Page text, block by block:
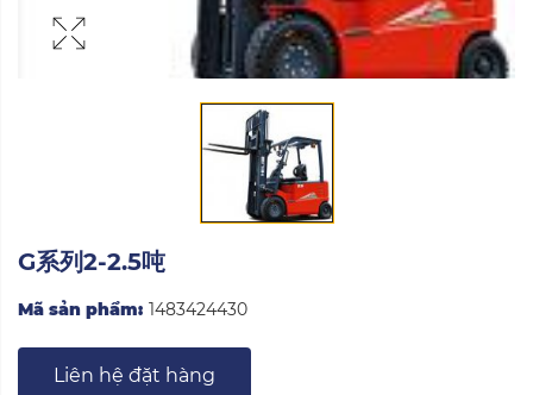
G系列2-2.5吨
Mã sản phẩm: 1483424430
Liên hệ đặt hàng